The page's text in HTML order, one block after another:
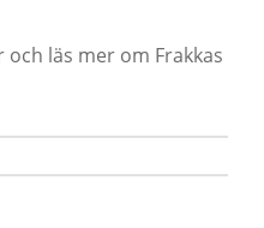
läs mer om Frakkas